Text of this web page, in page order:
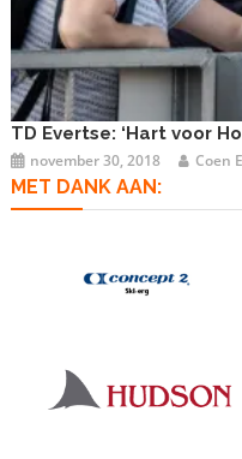
TD Evertse: ‘Hart voor
november 30, 2018 Coen
MET DANK AAN: